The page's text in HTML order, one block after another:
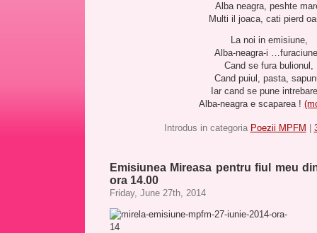
Alba neagra, peshte
Multi il joaca, cati pierd
La noi in emisiune,
Alba-neagra-i
Cand se fura bulionul,
Cand puiul, pasta,
Iar cand se pune
Alba-neagra e scaparea !
Introdus in categoria Poezii MPFM
Emisiunea Mireasa pentru fiul meu
ora 14.00
Friday, June 27th, 2014